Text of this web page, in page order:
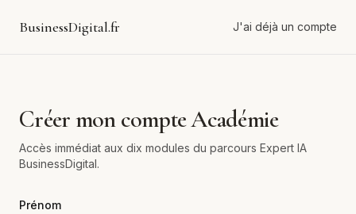
BusinessDigital.fr J'ai déjà un compte
Créer mon compte Académie
Accès immédiat aux dix modules du parcours Expert IA
BusinessDigital.
Prénom